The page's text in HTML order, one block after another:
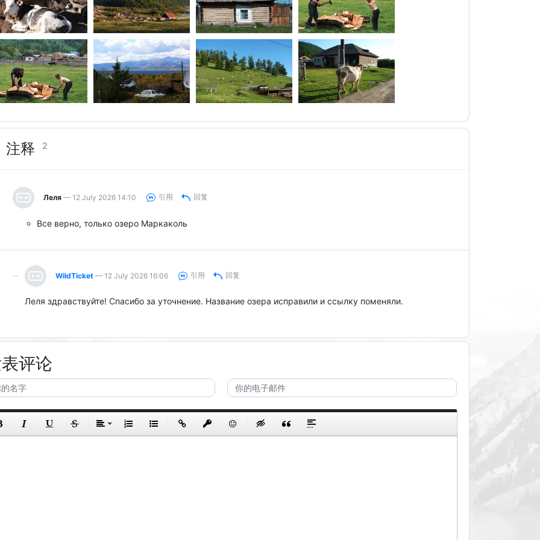
注释 2
Леля — 12 July 2026 14:10 引用 回复
Все верно, только озеро Маркаколь
WildTicket — 12 July 2026 16:06 引用 回复
Леля здравствуйте! Спасибо за уточнение. Название озера исправили и ссылку поменяли.
评论